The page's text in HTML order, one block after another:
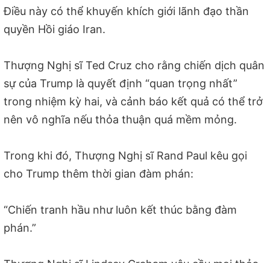
Điều này có thể khuyến khích giới lãnh đạo thần
quyền Hồi giáo Iran.
Thượng Nghị sĩ Ted Cruz cho rằng chiến dịch quân
sự của Trump là quyết định “quan trọng nhất”
trong nhiệm kỳ hai, và cảnh báo kết quả có thể trở
nên vô nghĩa nếu thỏa thuận quá mềm mỏng.
Trong khi đó, Thượng Nghị sĩ Rand Paul kêu gọi
cho Trump thêm thời gian đàm phán:
“Chiến tranh hầu như luôn kết thúc bằng đàm
phán.”